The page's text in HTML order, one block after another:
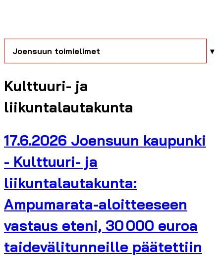
Joensuun toimielimet
Kulttuuri- ja
liikuntalautakunta
17.6.2026 Joensuun kaupunki
- Kulttuuri- ja
liikuntalautakunta:
Ampumarata-aloitteeseen
vastaus eteni, 30 000 euroa
taidevälitunneille päätettiin